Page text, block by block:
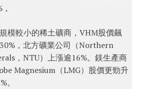
模較小的稀土礦商，VHM股價飆
，北方礦業公司（Northern
，NTU）上漲逾16%。鎂生產商
Magnesium（LMG）股價更勁升
。